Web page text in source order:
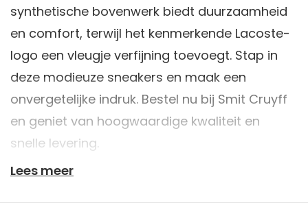
synthetische bovenwerk biedt duurzaamheid
en comfort, terwijl het kenmerkende Lacoste-
logo een vleugje verfijning toevoegt. Stap in
deze modieuze sneakers en maak een
onvergetelijke indruk. Bestel nu bij Smit Cruyff
en geniet van hoogwaardige kwaliteit en
snelle levering.
Lees meer